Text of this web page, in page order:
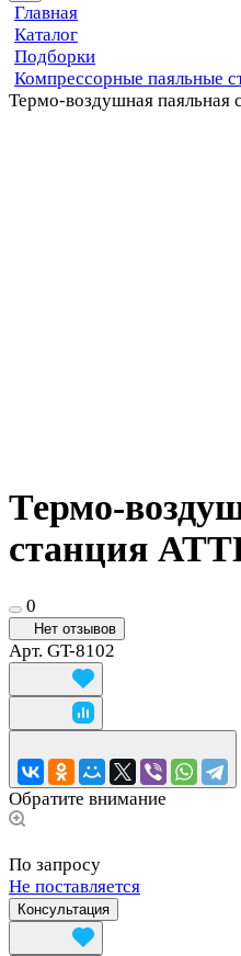
Главная
Каталог
Подборки
Компрессорные паяльные
Термо-воздушная паяльная
Термо-
станция
0
Нет отзывов
Арт. GT-8102
Обратите внимание
По запросу
Не поставляется
Консультация